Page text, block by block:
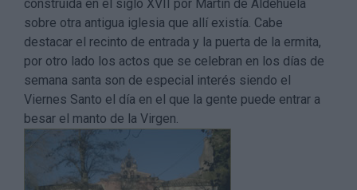
construida en el siglo XVII por Martín de Aldehuela
sobre otra antigua iglesia que allí existía. Cabe
destacar el recinto de entrada y la puerta de la ermita,
por otro lado los actos que se celebran en los días de
semana santa son de especial interés siendo el
Viernes Santo el día en el que la gente puede entrar a
besar el manto de la Virgen.